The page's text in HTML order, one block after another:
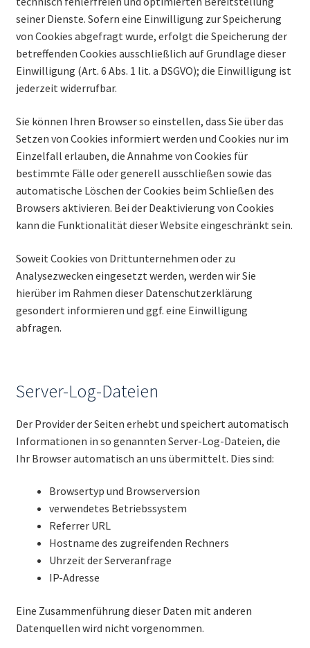
seiner Dienste. Sofern eine Einwilligung zur Speicherung
von Cookies abgefragt wurde, erfolgt die Speicherung der
betreffenden Cookies ausschließlich auf Grundlage dieser
Einwilligung (Art. 6 Abs. 1 lit. a DSGVO); die Einwilligung ist
jederzeit widerrufbar.
Sie können Ihren Browser so einstellen, dass Sie über das
Setzen von Cookies informiert werden und Cookies nur im
Einzelfall erlauben, die Annahme von Cookies für
bestimmte Fälle oder generell ausschließen sowie das
automatische Löschen der Cookies beim Schließen des
Browsers aktivieren. Bei der Deaktivierung von Cookies
kann die Funktionalität dieser Website eingeschränkt sein.
Soweit Cookies von Drittunternehmen oder zu
Analysezwecken eingesetzt werden, werden wir Sie
hierüber im Rahmen dieser Datenschutzerklärung
gesondert informieren und ggf. eine Einwilligung
abfragen.
Server-Log-Dateien
Der Provider der Seiten erhebt und speichert automatisch
Informationen in so genannten Server-Log-Dateien, die
Ihr Browser automatisch an uns übermittelt. Dies sind:
Browsertyp und Browserversion
verwendetes Betriebssystem
Referrer URL
Hostname des zugreifenden Rechners
Uhrzeit der Serveranfrage
IP-Adresse
Eine Zusammenführung dieser Daten mit anderen
Datenquellen wird nicht vorgenommen.